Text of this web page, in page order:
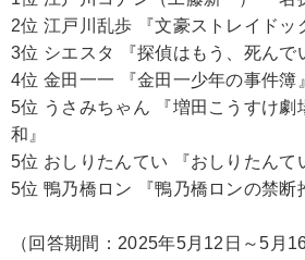
2位 江戸川乱歩 『文豪ストレイドッ
3位 シエスタ 『探偵はもう、死んで
4位 金田一一 『金田一少年の事件簿』
5位 うさみちゃん 『増田こうすけ劇
和』
5位 おしりたんてい 『おしりたんて
5位 鴨乃橋ロン 『鴨乃橋ロンの禁断
（回答期間：2025年5月12日～5月16